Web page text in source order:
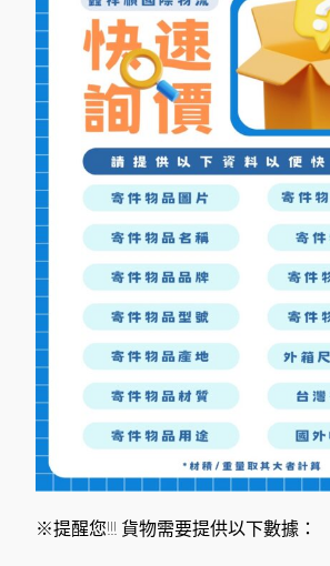
※提醒您!!! 貨物需要提供以下數據：